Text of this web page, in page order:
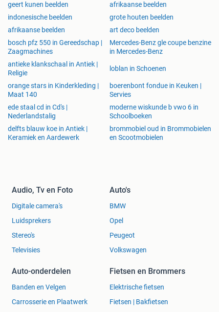
geert kunen beelden
afrikaanse beelden
indonesische beelden
grote houten beelden
afrikaanse beelden
art deco beelden
bosch pfz 550 in Gereedschap |
Zaagmachines
Mercedes-Benz gle coupe benzine
in Mercedes-Benz
antieke klankschaal in Antiek |
Religie
loblan in Schoenen
orange stars in Kinderkleding |
Maat 140
boerenbont fondue in Keuken |
Servies
ede staal cd in Cd's |
Nederlandstalig
moderne wiskunde b vwo 6 in
Schoolboeken
delfts blauw koe in Antiek |
Keramiek en Aardewerk
brommobiel oud in Brommobielen
en Scootmobielen
Audio, Tv en Foto
Digitale camera's
Luidsprekers
Stereo's
Televisies
Auto's
BMW
Opel
Peugeot
Volkswagen
Auto-onderdelen
Banden en Velgen
Carrosserie en Plaatwerk
Fietsen en Brommers
Elektrische fietsen
Fietsen | Bakfietsen